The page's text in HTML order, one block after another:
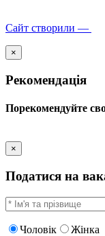
Сайт створили —
×
Рекомендація
Порекомендуйте
×
Податися на
Чоловік Жінка